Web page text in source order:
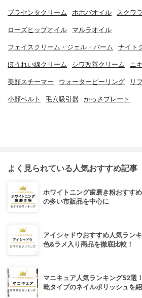
プラセンタクリーム ホホバオイル スクワ
ローズヒップオイル マルラオイル
フェイスクリーム・ジェル・バーム ナイト
ほうれい線クリーム シワ改善クリーム ニ
美顔スチーマー ウォーターピーリング リ
小顔ベルト 毛穴吸引器 かっさプレート
よく見られている人気おすすめ記事
ホワイトニング歯磨き粉おすす
の多い市販品を中心に
アイシャドウおすすめ人気ラン
色&ラメ入り商品を徹底比較！
マニキュア人気ランキング52選
乾タイプのネイルポリッシュを紹